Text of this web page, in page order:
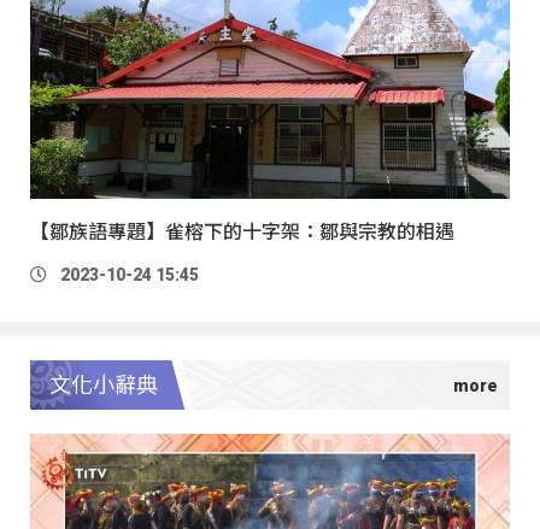
【鄒族語專題】雀榕下的十字架：鄒與宗教的相遇
2023-10-24 15:45
文化小辭典